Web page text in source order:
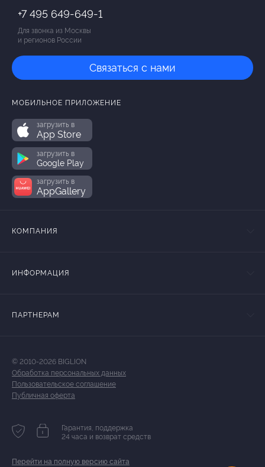
+7 495 649-649-1
Для звонка из Москвы
и регионов России
Связаться с нами
МОБИЛЬНОЕ ПРИЛОЖЕНИЕ
загрузить в
App Store
загрузить в
Google Play
загрузить в
AppGallery
КОМПАНИЯ
ИНФОРМАЦИЯ
ПАРТНЕРАМ
© 2010-2026 BIGLION
Обработка персональных данных
Пользовательское соглашение
Публичная оферта
Гарантия, поддержка
24 часа и возврат средств
Перейти на полную версию сайта